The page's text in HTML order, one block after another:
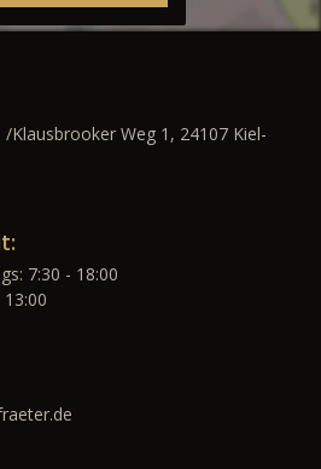
/Klausbrooker Weg 1, 24107 Kiel-
7:30 - 18:00